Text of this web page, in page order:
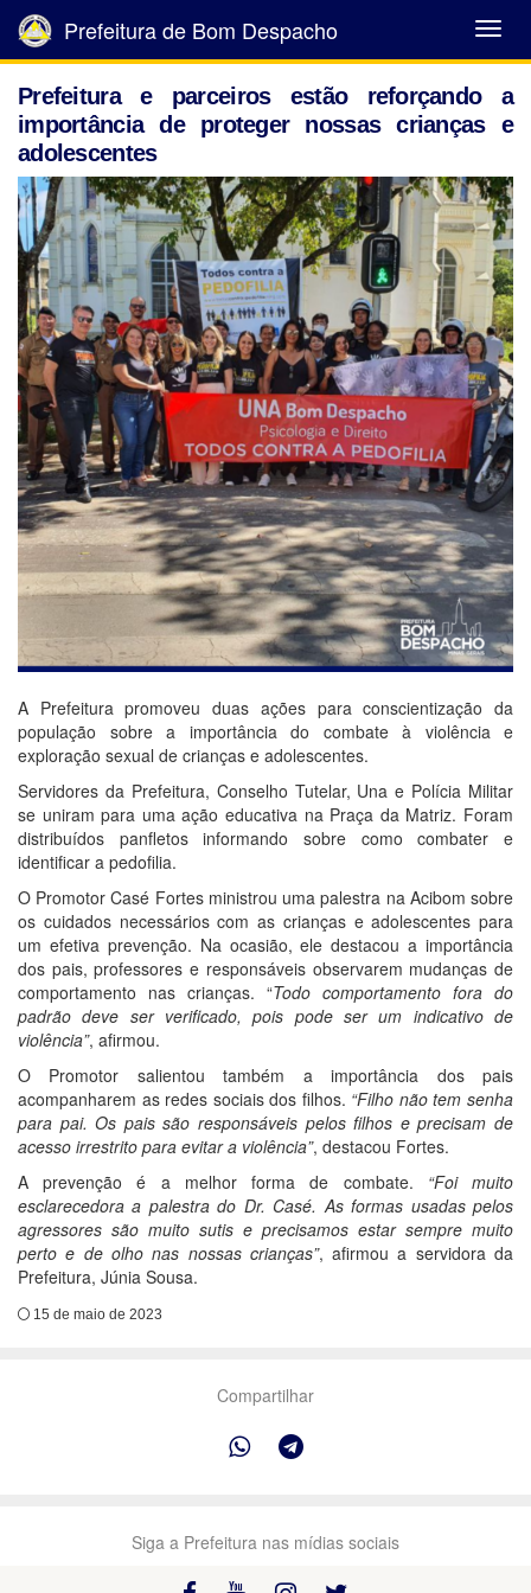
Abrir
Menu
Prefeitura de Bom Despacho
Prefeitura e parceiros estão reforçando a
importância de proteger nossas crianças e
adolescentes
A Prefeitura promoveu duas ações para conscientização da
população sobre a importância do combate à violência e
exploração sexual de crianças e adolescentes.
Servidores da Prefeitura, Conselho Tutelar, Una e Polícia Militar
se uniram para uma ação educativa na Praça da Matriz. Foram
distribuídos panfletos informando sobre como combater e
identificar a pedofilia.
O Promotor Casé Fortes ministrou uma palestra na Acibom sobre
os cuidados necessários com as crianças e adolescentes para
um efetiva prevenção. Na ocasião, ele destacou a importância
dos pais, professores e responsáveis observarem mudanças de
comportamento nas crianças. “Todo comportamento fora do
padrão deve ser verificado, pois pode ser um indicativo de
violência”, afirmou.
O Promotor salientou também a importância dos pais
acompanharem as redes sociais dos filhos. “Filho não tem senha
para pai. Os pais são responsáveis pelos filhos e precisam de
acesso irrestrito para evitar a violência”, destacou Fortes.
A prevenção é a melhor forma de combate. “Foi muito
esclarecedora a palestra do Dr. Casé. As formas usadas pelos
agressores são muito sutis e precisamos estar sempre muito
perto e de olho nas nossas crianças”, afirmou a servidora da
Prefeitura, Júnia Sousa.
15 de maio de 2023
Compartilhar
Siga a Prefeitura nas mídias sociais